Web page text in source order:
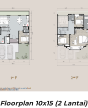
Floorplan 10x15 (2 Lantai)